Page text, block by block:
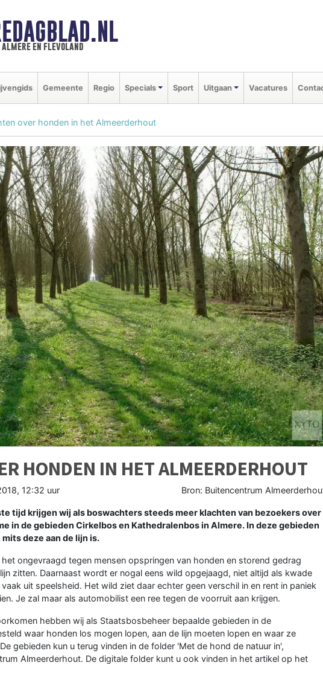
en flevoland
Gemeente Regio Specials Sport Uitgaan Vacatures
over honden in het Almeerderhout
HONDEN IN HET ALMEERDERHOUT
12:32 uur Bron: Buitencentrum
tijd krijgen wij als boswachters steeds meer klachten van bezoekers over
in de gebieden Cirkelbos en Kathedralenbos in Almere. In deze gebieden
deze aan de lijn is.
ongevraagd tegen mensen opspringen van honden en storend gedrag
zitten. Daarnaast wordt er nogal eens wild opgejaagd, niet altijd als kwade
uit speelsheid. Het wild ziet daar echter geen verschil in en rent in paniek
Je zal maar als automobilist een ree tegen de voorruit aan krijgen.
hebben wij als Staatsbosbeheer bepaalde gebieden in de
waar honden los mogen lopen, aan de lijn moeten lopen en waar ze
gebieden kun u terug vinden in de folder 'Met de hond de natuur in',
Almeerderhout. De digitale folder kunt u ook vinden in het artikel op het